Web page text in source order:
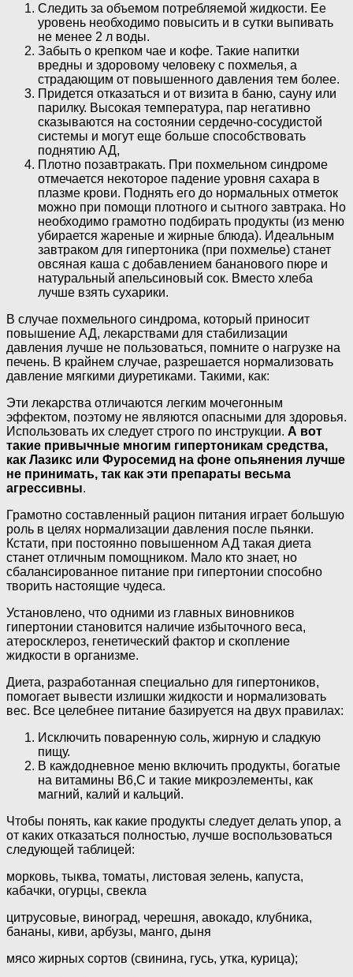
Следить за объемом потребляемой жидкости. Ее
уровень необходимо повысить и в сутки выпивать
не менее 2 л воды.
Забыть о крепком чае и кофе. Такие напитки
вредны и здоровому человеку с похмелья, а
страдающим от повышенного давления тем более.
Придется отказаться и от визита в баню, сауну или
парилку. Высокая температура, пар негативно
сказываются на состоянии сердечно-сосудистой
системы и могут еще больше способствовать
поднятию АД,
Плотно позавтракать. При похмельном синдроме
отмечается некоторое падение уровня сахара в
плазме крови. Поднять его до нормальных отметок
можно при помощи плотного и сытного завтрака. Но
необходимо грамотно подбирать продукты (из меню
убирается жареные и жирные блюда). Идеальным
завтраком для гипертоника (при похмелье) станет
овсяная каша с добавлением бананового пюре и
натуральный апельсиновый сок. Вместо хлеба
лучше взять сухарики.
В случае похмельного синдрома, который приносит
повышение АД, лекарствами для стабилизации
давления лучше не пользоваться, помните о нагрузке на
печень. В крайнем случае, разрешается нормализовать
давление мягкими диуретиками. Такими, как:
Эти лекарства отличаются легким мочегонным
эффектом, поэтому не являются опасными для здоровья.
Использовать их следует строго по инструкции. А вот
такие привычные многим гипертоникам средства,
как Лазикс или Фуросемид на фоне опьянения лучше
не принимать, так как эти препараты весьма
агрессивны.
Грамотно составленный рацион питания играет большую
роль в целях нормализации давления после пьянки.
Кстати, при постоянно повышенном АД такая диета
станет отличным помощником. Мало кто знает, но
сбалансированное питание при гипертонии способно
творить настоящие чудеса.
Установлено, что одними из главных виновников
гипертонии становится наличие избыточного веса,
атеросклероз, генетический фактор и скопление
жидкости в организме.
Диета, разработанная специально для гипертоников,
помогает вывести излишки жидкости и нормализовать
вес. Все целебнее питание базируется на двух правилах:
Исключить поваренную соль, жирную и сладкую
пищу.
В каждодневное меню включить продукты, богатые
на витамины В6,С и такие микроэлементы, как
магний, калий и кальций.
Чтобы понять, как какие продукты следует делать упор, а
от каких отказаться полностью, лучше воспользоваться
следующей таблицей:
морковь, тыква, томаты, листовая зелень, капуста,
кабачки, огурцы, свекла
цитрусовые, виноград, черешня, авокадо, клубника,
бананы, киви, арбузы, манго, дыня
мясо жирных сортов (свинина, гусь, утка, курица);